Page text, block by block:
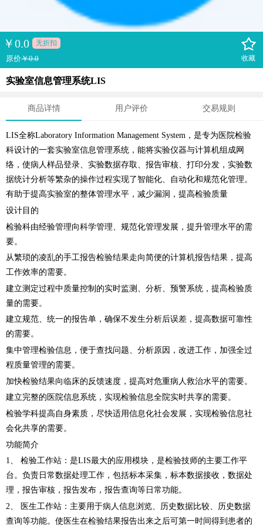
￥0.0 无折扣
原价￥0.0 收藏
实验室信息管理系统LIS
商品详情 用户评价 交易规则
LIS全称Laboratory Information Management System，是专为医院检验
科设计的一套实验室信息管理系统，能将实验仪器与计算机组成网
络，使病人样品登录、实验数据存取、报告审核、打印分发，实验数
据统计分析等繁杂的操作过程实现了智能化、自动化和规范化管理。
有助于提高实验室的整体管理水平，减少漏洞，提高检验质量
设计目的
检验科由经验管理向科学管理、规范化管理发展，提升管理水平的需
要。
从繁琐的凌乱的手工报告检验结果走向简便的计算机报告结果，提高
工作效率的需要。
建立测定过程中质量控制的实时监测、分析、预警系统，提高检验质
量的需要。
建立规范、统一的报告单，确保不发生分析后误差，提高数据可靠性
的需要。
集中管理检验信息，便于查找问题、分析原因，改进工作，加强全过
程质量管理的需要。
加快检验结果向临床的反馈速度，提高对危重病人救治水平的需要。
建立完整的医院信息系统，实现检验信息全院实时共享的需要。
检验学科提高自身素质，尽快适用信息化社会发展，实现检验信息社
会化共享的需要。
功能简介
1、 检验工作站：是LIS最大的应用模块，是检验技师的主要工作平
台。负责日常数据处理工作，包括标本采集，标本数据接收，数据处
理，报告审核，报告发布，报告查询等日常功能。
2、 医生工作站：主要用于病人信息浏览、历史数据比较、历史数据
查询等功能。使医生在检验结果报告出来之后可第一时间得到患者的